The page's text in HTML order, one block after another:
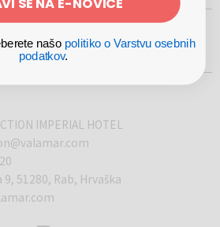
KOT PRISOTNI NA
5
USTANOVLJEN
2012
IMPERIAL HOTEL
9, 51280, Rab, Hrvaška
našo politiko o Varstvu osebnih
podatkov.